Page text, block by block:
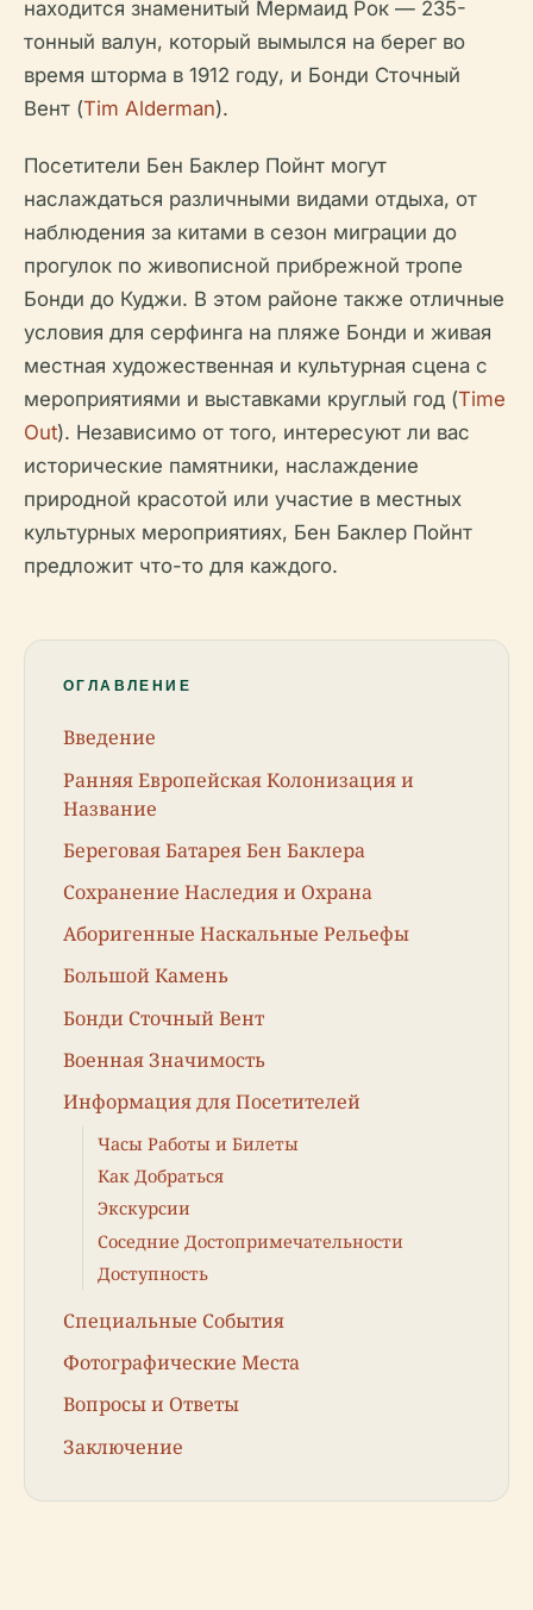
находится знаменитый Мермаид Рок — 235-
тонный валун, который вымылся на берег во
время шторма в 1912 году, и Бонди Сточный
Вент (Tim Alderman).
Посетители Бен Баклер Пойнт могут
наслаждаться различными видами отдыха, от
наблюдения за китами в сезон миграции до
прогулок по живописной прибрежной тропе
Бонди до Куджи. В этом районе также отличные
условия для серфинга на пляже Бонди и живая
местная художественная и культурная сцена с
мероприятиями и выставками круглый год (Time
Out). Независимо от того, интересуют ли вас
исторические памятники, наслаждение
природной красотой или участие в местных
культурных мероприятиях, Бен Баклер Пойнт
предложит что-то для каждого.
ОГЛАВЛЕНИЕ
Введение
Ранняя Европейская Колонизация и
Название
Береговая Батарея Бен Баклера
Сохранение Наследия и Охрана
Аборигенные Наскальные Рельефы
Большой Камень
Бонди Сточный Вент
Военная Значимость
Информация для Посетителей
Часы Работы и Билеты
Как Добраться
Экскурсии
Соседние Достопримечательности
Доступность
Специальные События
Фотографические Места
Вопросы и Ответы
Заключение